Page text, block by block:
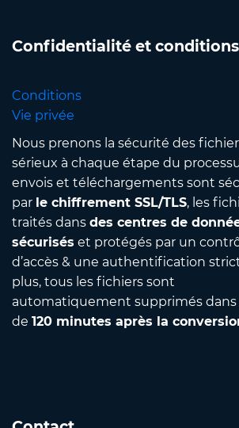
Confidentialité et conditions
Conditions
Vie privée
Nous prenons la sécurité des
sérieux à chaque étape du
envois et téléchargements sont
par le chiffrement SSL/TLS, les
traités dans des centres de
sécurisés et protégés par un
d’accès & une authentification
plus, tous les fichiers sont
automatiquement supprimés dans
de 120 minutes après la